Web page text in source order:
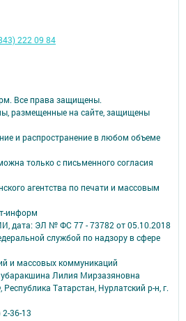
Все права защищены.
размещенные на сайте, защищены
и распространение в любом объеме
только с письменного согласия
агентства по печати и массовым
⁠информ
дата: ЭЛ № ФС 77 -⁠ 73782 от 05.10.2018
службой по надзору в сфере
и массовых коммуникаций
Лилия Мирзазяновна
Татарстан, Нурлатский р-н, г.
36-13
222 09 84